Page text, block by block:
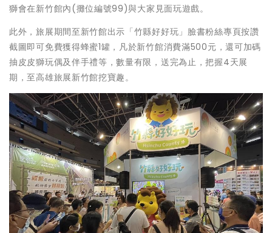
獅會在新竹館內(攤位編號99)與大家見面玩遊戲。
此外，旅展期間至新竹館出示「竹縣好好玩」臉書粉絲專頁按讚
截圖即可免費獲得蜂蜜1罐，凡於新竹館消費滿500元，還可加碼
抽皮皮獅玩偶及伴手禮等，數量有限，送完為止，把握4天展
期，至高雄旅展新竹館挖寶趣。